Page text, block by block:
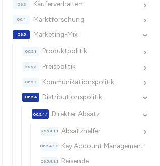
›
Käuferverhalten
›
Marktforschung
›
Marketing-Mix
›
Produktpolitik
›
Preispolitik
›
Kommunikationspolitik
›
Distributionspolitik
›
Direkter Absatz
›
Absatzhelfer
Key Account Management
Reisende